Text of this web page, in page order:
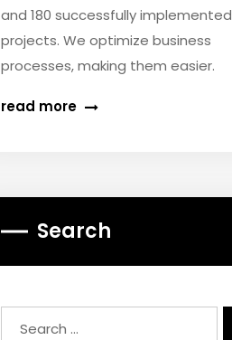
and 180 successfully implemented
projects. We optimize business
processes, making them easier.
read more
Search